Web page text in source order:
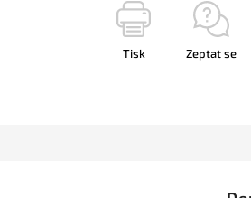
Tisk Zeptat se